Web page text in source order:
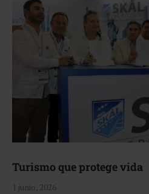
Turismo que protege vida
1 junio, 2026